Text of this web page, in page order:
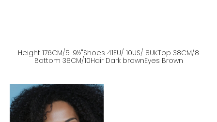
Height 176CM/5' 9½''Shoes 41EU/ 10US/ 8UKTop 38CM/8
Bottom 38CM/10Hair Dark brownEyes Brown